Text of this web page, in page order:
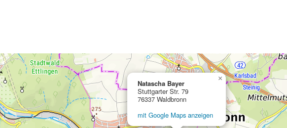
Natascha Bayer
Stuttgarter Str. 79
76337 Waldbronn
mit Google Maps anzeigen
×